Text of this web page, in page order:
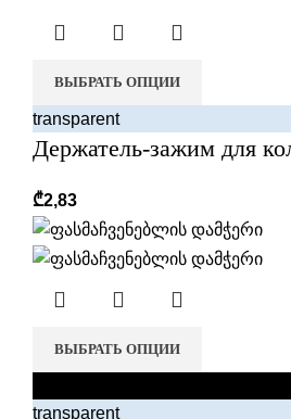
ВЫБРАТЬ ОПЦИИ
transparent
Держатель-зажим для
₾2,83
ВЫБРАТЬ ОПЦИИ
transparent